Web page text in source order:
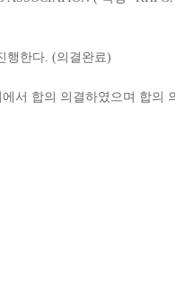
행한다. (의결완료)
서 합의 의결하였으며 합의